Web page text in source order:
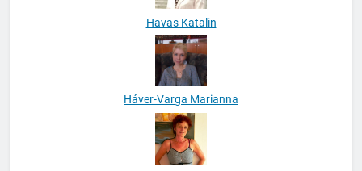
Havas Katalin
Háver-Varga Marianna